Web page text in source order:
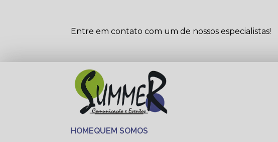
Entre em contato com um de nossos especialistas!
HOME
QUEM SOMOS